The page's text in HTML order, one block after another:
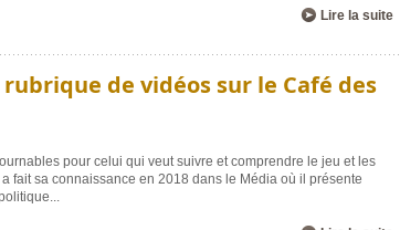
Lire la suite
de vidéos sur le Café des
pour celui qui veut suivre et comprendre le jeu et les
sa connaissance en 2018 dans le Média où il présente
...